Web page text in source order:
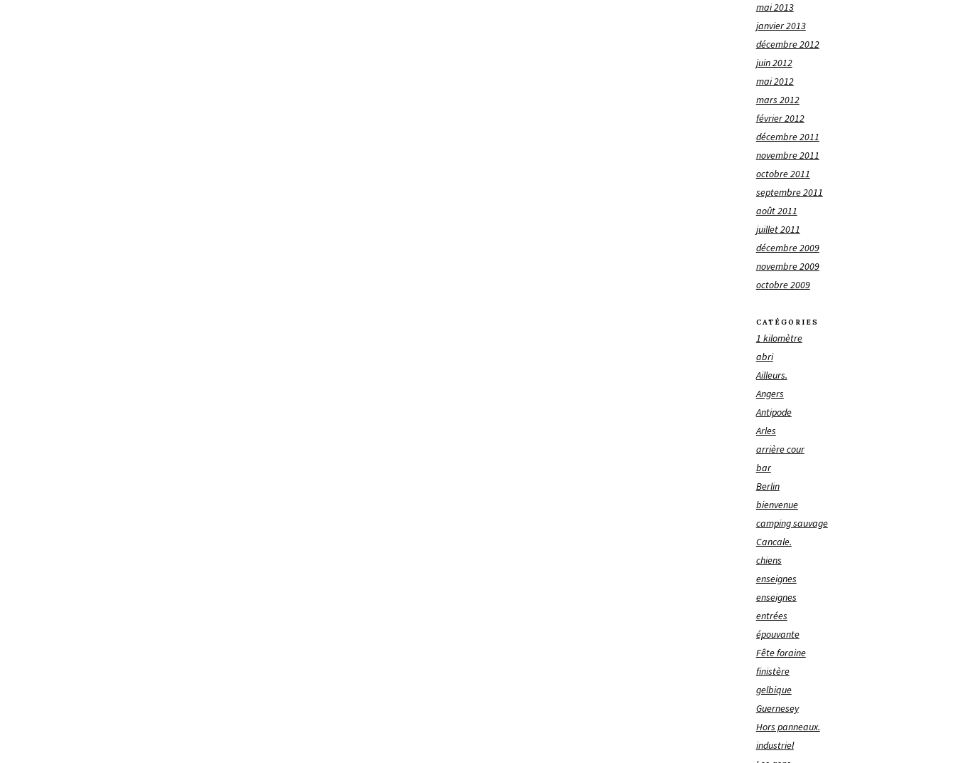
mai 2013
janvier 2013
décembre 2012
juin 2012
mai 2012
mars 2012
février 2012
décembre 2011
novembre 2011
octobre 2011
septembre 2011
août 2011
juillet 2011
décembre 2009
novembre 2009
octobre 2009
CATÉGORIES
1 kilomètre
abri
Ailleurs.
Angers
Antipode
Arles
arrière cour
bar
Berlin
bienvenue
camping sauvage
Cancale.
chiens
enseignes
enseignes
entrées
épouvante
Fête foraine
finistère
gelbique
Guernesey
Hors panneaux.
industriel